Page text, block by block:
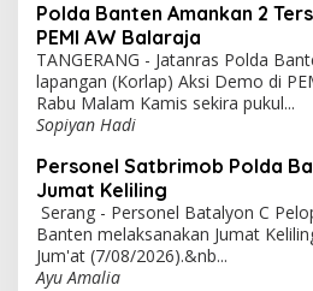
Polda Banten Amankan 2
PEMI AW Balaraja
TANGERANG - Jatanras Polda
lapangan (Korlap) Aksi Demo di
Rabu Malam Kamis sekira pukul...
Sopiyan Hadi
Personel Satbrimob Polda
Jumat Keliling
Serang - Personel Batalyon C
Banten melaksanakan Jumat
Jum'at (7/08/2026).&nb...
Ayu Amalia